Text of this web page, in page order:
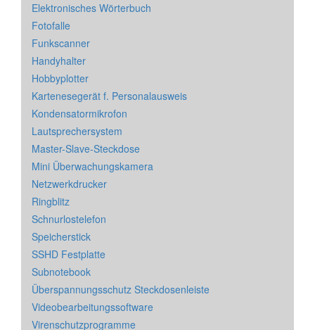
Elektronisches Wörterbuch
Fotofalle
Funkscanner
Handyhalter
Hobbyplotter
Kartenesegerät f. Personalausweis
Kondensatormikrofon
Lautsprechersystem
Master-Slave-Steckdose
Mini Überwachungskamera
Netzwerkdrucker
Ringblitz
Schnurlostelefon
Speicherstick
SSHD Festplatte
Subnotebook
Überspannungsschutz Steckdosenleiste
Videobearbeitungssoftware
Virenschutzprogramme